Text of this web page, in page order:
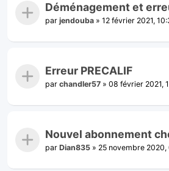
Déménagement et
par jendouba » 12 février 2021,
Erreur PRECALIF
par chandler57 » 08 février 2021,
Nouvel abonnement
par Dian835 » 25 novembre 2020,